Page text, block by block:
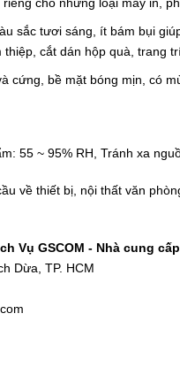
cho những loại máy in,
sắc tươi sáng, ít bám bụi
thiệp, cắt dán hộp quà, trang
cứng, bề mặt bóng mịn, có
55 ~ 95% RH, Tránh xa
về thiết bị, nội thất văn
Vụ GSCOM - Nhà cung
Dừa, TP. HCM